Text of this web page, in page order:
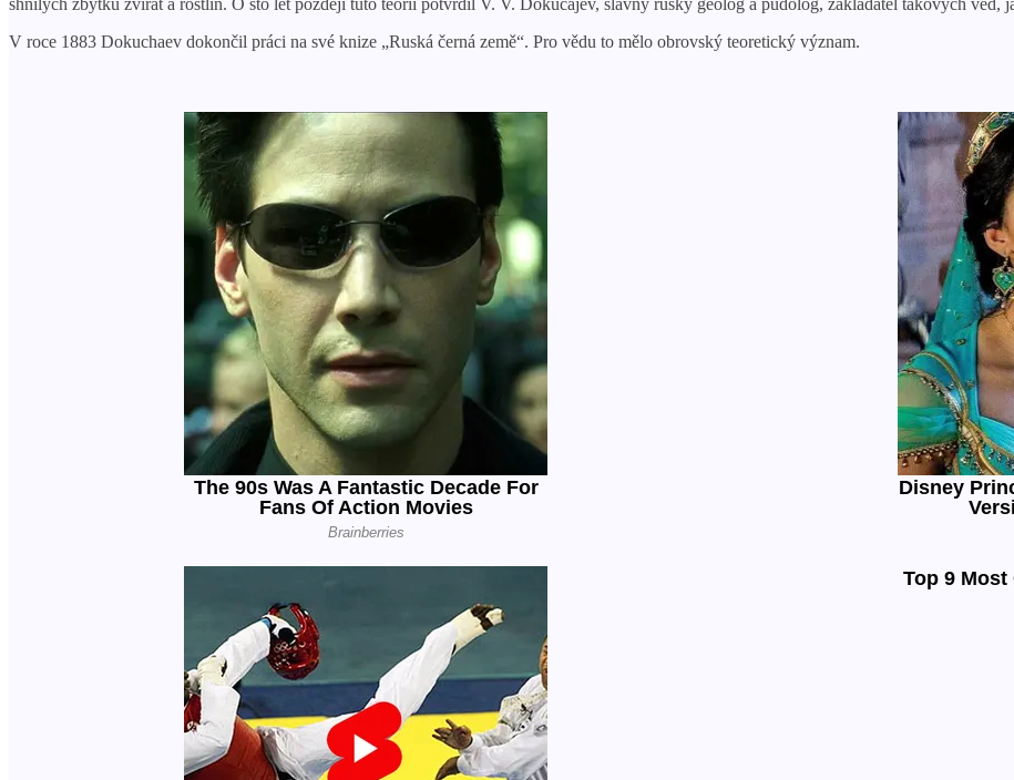
shnilých zbytků zvířat a rostlin. O sto let později tuto teorii potvrdil V. V. Dokučajev, slavný ruský geolog a půdolog, zakladatel takových věd,
V roce 1883 Dokuchaev dokončil práci na své knize „Ruská černá země“. Pro vědu to mělo obrovský teoretický význam.